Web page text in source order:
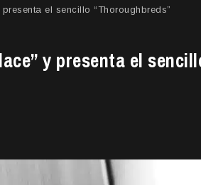
el sencillo “Thoroughbreds”
y presenta el